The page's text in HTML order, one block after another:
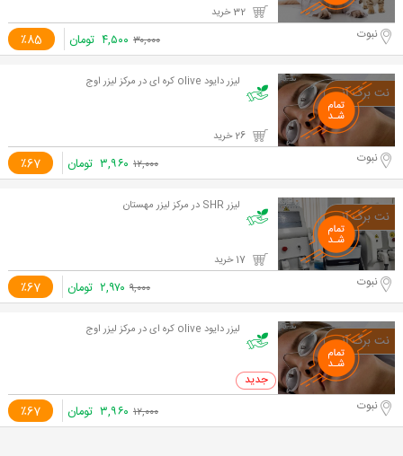
٪85 نبوت ۳۰,۰۰۰ ۴,۵۰۰ تومان
لیزر دایود olive کره ای در مرکز لیزر اوج
٪67 نبوت ۱۲,۰۰۰ ۳,۹۶۰ تومان
لیزر SHR در مرکز لیزر مهستان
٪67 نبوت ۹,۰۰۰ ۲,۹۷۰ تومان
لیزر دایود olive کره ای در مرکز لیزر اوج
0 خرید
٪67 نبوت ۱۲,۰۰۰ ۳,۹۶۰ تومان